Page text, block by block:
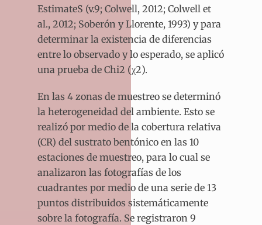
EstimateS (v.9; Colwell, 2012; Colwell et
al., 2012; Soberón y Llorente, 1993) y para
determinar la existencia de diferencias
entre lo observado y lo esperado, se aplicó
una prueba de Chi2 (χ2).
En las 4 zonas de muestreo se determinó
la heterogeneidad del ambiente. Esto se
realizó por medio de la cobertura relativa
(CR) del sustrato bentónico en las 10
estaciones de muestreo, para lo cual se
analizaron las fotografías de los
cuadrantes por medio de una serie de 13
puntos distribuidos sistemáticamente
sobre la fotografía. Se registraron 9